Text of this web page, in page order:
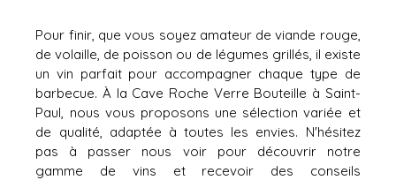
Pour finir, que vous soyez amateur de viande rouge,
de volaille, de poisson ou de légumes grillés, il existe
un vin parfait pour accompagner chaque type de
barbecue. À la Cave Roche Verre Bouteille à Saint-
Paul, nous vous proposons une sélection variée et
de qualité, adaptée à toutes les envies. N'hésitez
pas à passer nous voir pour découvrir notre
gamme de vins et recevoir des conseils